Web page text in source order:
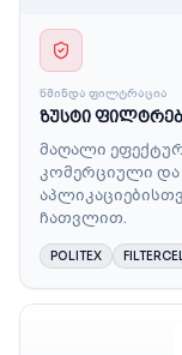
ᲬᲛᲘᲜᲓᲐ ᲤᲘᲚᲢᲠᲐᲪᲘᲐ
ზუსტი
მაღალი
კომერციული და
ჩათვლით.
POLITEX